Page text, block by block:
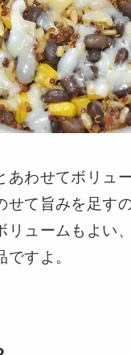
あわせてボリュ
せて旨みを足す
リュームもよい
すよ。